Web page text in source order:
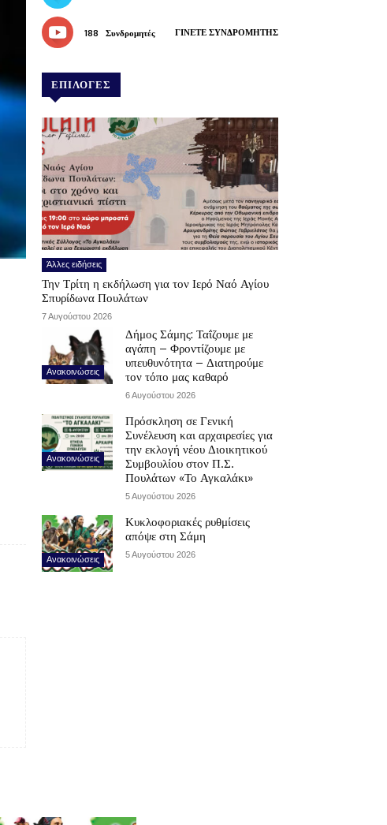
188 Συνδρομητές ΓΊΝΕΤΕ ΣΥΝΔΡΟΜΗΤΉΣ
ΕΠΙΛΟΓΕΣ
Άλλες ειδήσεις
Την Τρίτη η εκδήλωση για τον Ιερό Ναό Αγίου
Σπυρίδωνα Πουλάτων
7 Αυγούστου 2026
Ανακοινώσεις
Δήμος Σάμης: Ταΐζουμε με
αγάπη – Φροντίζουμε με
υπευθυνότητα – Διατηρούμε
τον τόπο μας καθαρό
6 Αυγούστου 2026
Ανακοινώσεις
Πρόσκληση σε Γενική
Συνέλευση και αρχαιρεσίες για
την εκλογή νέου Διοικητικού
Συμβουλίου στον Π.Σ.
Πουλάτων «Το Αγκαλάκι»
5 Αυγούστου 2026
Ανακοινώσεις
Κυκλοφοριακές ρυθμίσεις
απόψε στη Σάμη
5 Αυγούστου 2026